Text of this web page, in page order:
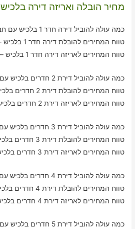
מחיר הובלה ואריזה דירה בלכיש
כמה עולה להוביל דירה חדר 1 בלכיש עם חברת הובלה כולל אריזה?
טווח המחירים להובלת דירה חדר 1 בלכיש – בין 380-760 ש"ח
טווח המחירים לאריזה דירה חדר 1 בלכיש – בין 250-600 ש"ח
כמה עולה להוביל דירת 2 חדרים בלכיש עם חברת הובלה כולל אריזה?
טווח המחירים להובלת דירת 2 חדרים בלכיש – בין 760-1140 ש"ח
טווח המחירים לאריזה דירת 2 חדרים בלכיש – בין 610-1000 ש"ח
כמה עולה להוביל דירת 3 חדרים בלכיש עם חברת הובלה כולל אריזה?
טווח המחירים להובלת דירת 3 חדרים בלכיש – בין 1040-2060 ש"ח
טווח המחירים לאריזה דירת 3 חדרים בלכיש – בין 1010-2240 ש"ח
כמה עולה להוביל דירת 4 חדרים בלכיש עם חברת הובלה כולל אריזה?
טווח המחירים להובלת דירת 4 חדרים בלכיש – בין 2060-2980 ש"ח
טווח המחירים לאריזה דירת 4 חדרים בלכיש – בין 2980-2090 ש"ח
כמה עולה להוביל דירת 5 חדרים בלכיש עם חברת הובלה כולל אריזה?